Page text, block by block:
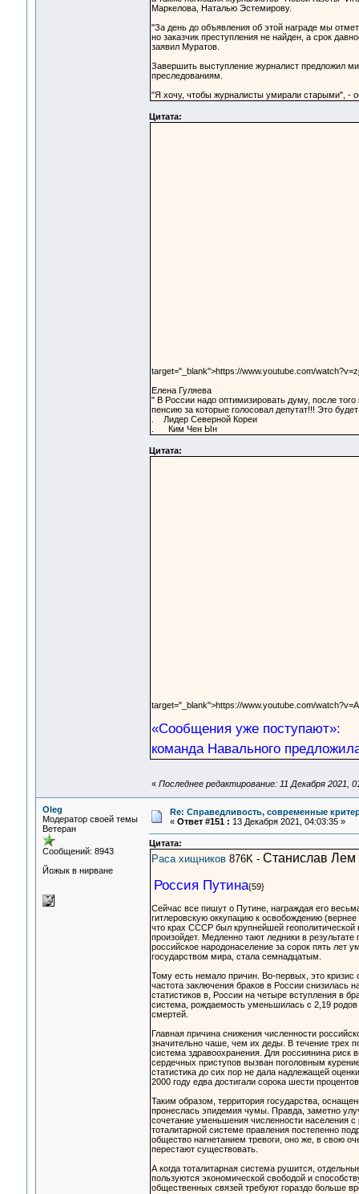
Маркелова, Наталью Эстемирову.
"За день до объявления об этой награде мы
но заказчик преступления не найден, а срок
заявил Муратов.
Завершить выступление журналист предложил
преследованиям.
"Я хочу, чтобы журналисты умирали старыми", -
Цитата:
target="_blank">https://www.youtube.com/
Елена Гуляева
" В России надо оптимизировать думу, после
пенсию за которые голосовал депутат!!! Это
. Лидер Северной Кореи
. Ким Чен Ын
Цитата:
target="_blank">https://www.youtube.com/
«Сообщения уже поступают»:
команда Навального
« Последнее редактирование: 11 Декабря 2021,
Oleg
Модератор своей темы
Ветеран
Сообщений: 8943
Йожык в нирване
Re: Справедливость, современные
« Ответ #151 : 13 Декабря 2021, 04:03:35 »
Цитата:
Раса хищников876K - Станислав Лем
Россия Путина{59}
Сейчас все пишут о Путине, награждая его
гитлеровскую оккупацию к освобождению
что крах СССР был крупнейшей геополитической
произойдет. Медленно тают ледники в
российское народонаселение за сорок пять лет
государством мира, стала семнадцатым.
Тому есть немало причин. Во-первых, это кризис
частота заключения браков в России снизилась
статистиков в, России на четыре вступления в
система, рождаемость уменьшилась с 2,19
смертей.
Главная причина снижения численности
значительно чаше, чем их деды. В течение трех
система здравоохранения. Для россиянина
сердечных приступов вызван поголовным
статистика до сих пор не дала надлежащей
2000 году едва достигали сорока шести
Таким образом, территория государства,
пронеслась эпидемия чумы. Правда, заметно
сочетание уменьшения численности населения
тоталитарной системе правления постепенно
общество нагнетанием тревоги, оно же, в свою
перестают существовать.
А когда тоталитарная система рушится,
пользуются экономической свободой и
общественных связей требуют гораздо больше